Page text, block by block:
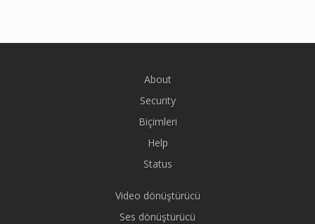
About
Security
Biçimleri
Help
Status
Video dönüştürücü
Ses dönüştürücü